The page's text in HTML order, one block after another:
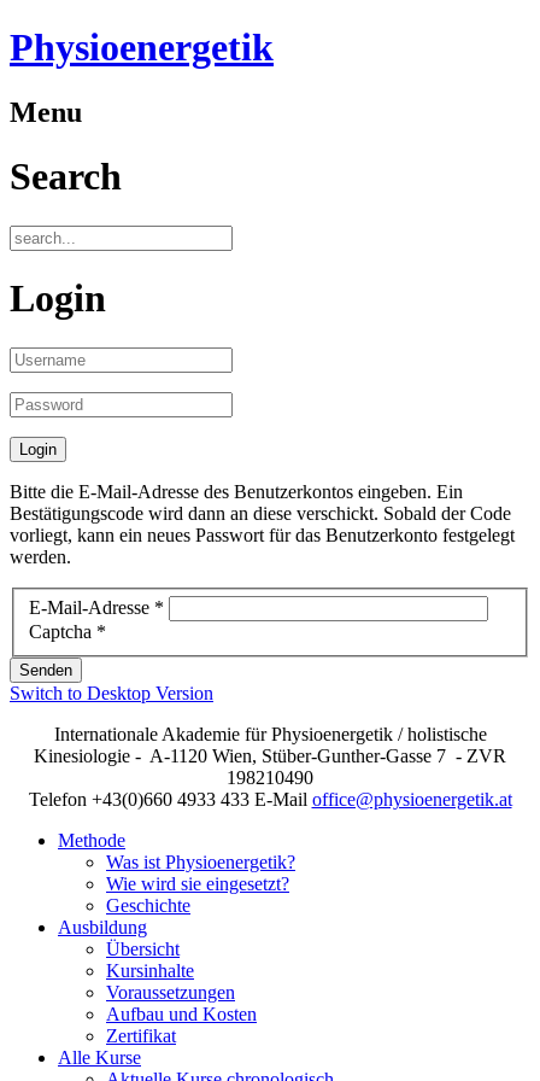
Physioenergetik
Menu
Search
Login
Bitte die E-Mail-Adresse des Benutzerkontos eingeben. Ein
Bestätigungscode wird dann an diese verschickt. Sobald der Code
vorliegt, kann ein neues Passwort für das Benutzerkonto festgelegt
werden.
E-Mail-Adresse *
Captcha *
Senden
Switch to Desktop Version
Internationale Akademie für Physioenergetik / holistische
Kinesiologie - A-1120 Wien, Stüber-Gunther-Gasse 7 - ZVR
198210490
Telefon +43(0)660 4933 433 E-Mail office@physioenergetik.at
Methode
Was ist Physioenergetik?
Wie wird sie eingesetzt?
Geschichte
Ausbildung
Übersicht
Kursinhalte
Voraussetzungen
Aufbau und Kosten
Zertifikat
Alle Kurse